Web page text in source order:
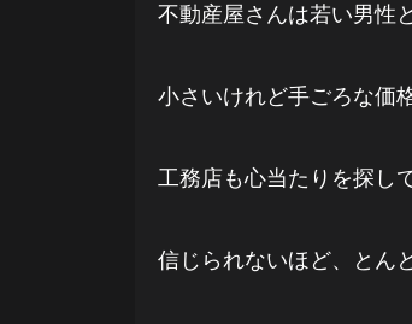
不動産屋さんは若い男性
小さいけれど手ごろな価
工務店も心当たりを探し
信じられないほど、とん